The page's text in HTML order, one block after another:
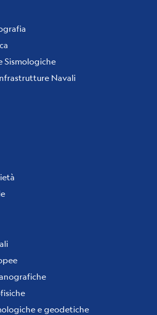
Sismologiche
Navali
e geodetiche